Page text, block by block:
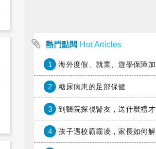
熱門點閱 Hot Articles
1 海外度假、就業、遊學保障加倍，富邦產險「一期逐夢」專案加碼遠距醫療與緊急救援
2 糖尿病患的足部保健
3 到醫院探視腎友，送什麼禮才好？
4 孩子遇校霸霸凌，家長如何解圍？